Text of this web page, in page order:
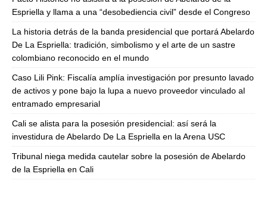
Espriella y llama a una “desobediencia civil” desde el Congreso
La historia detrás de la banda presidencial que portará Abelardo
De La Espriella: tradición, simbolismo y el arte de un sastre
colombiano reconocido en el mundo
Caso Lili Pink: Fiscalía amplía investigación por presunto lavado
de activos y pone bajo la lupa a nuevo proveedor vinculado al
entramado empresarial
Cali se alista para la posesión presidencial: así será la
investidura de Abelardo De La Espriella en la Arena USC
Tribunal niega medida cautelar sobre la posesión de Abelardo
de la Espriella en Cali